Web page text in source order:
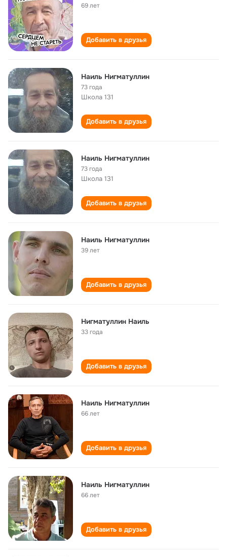
69 лет
Добавить в друзья
Наиль Нигматуллин
73 года
Школа 131
Добавить в друзья
Наиль Нигматуллин
73 года
Школа 131
Добавить в друзья
Наиль Нигматуллин
39 лет
Добавить в друзья
Нигматуллин Наиль
33 года
Добавить в друзья
Наиль Нигматуллин
66 лет
Добавить в друзья
Наиль Нигматуллин
66 лет
Добавить в друзья